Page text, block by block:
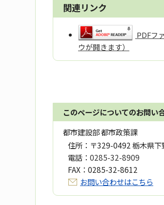
関連リンク
PDFフ
ウが開きます）
このページについてのお問い
都市建設部 都市政策課
住所： 〒329-0492 栃木県下
電話： 0285-32-8909
FAX： 0285-32-8612
お問い合わせはこちら